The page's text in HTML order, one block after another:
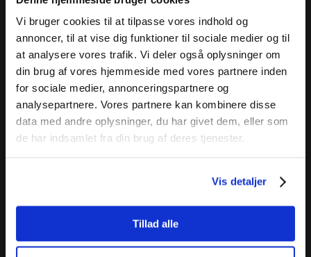
Vi bruger cookies til at tilpasse vores indhold og
annoncer, til at vise dig funktioner til sociale medier og til
at analysere vores trafik. Vi deler også oplysninger om
din brug af vores hjemmeside med vores partnere inden
for sociale medier, annonceringspartnere og
analysepartnere. Vores partnere kan kombinere disse
data med andre oplysninger, du har givet dem, eller som
de har indsamlet fra din brug af deres tjenester.
Vis detaljer
Tillad alle
kvittering på mail, når din forespørgsel er sendt.